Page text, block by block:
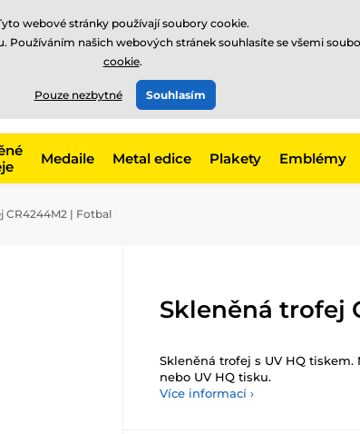
775 400 255
Zavolejte nám
Medaile Metal edice Plakety Emblémy
CR4244M2 | Fotbal
Skleněná trofej
Skleněná trofej s UV HQ tiskem.
nebo UV HQ tisku.
Více informací ›
webové stránky používají soubory cookie.
našich webových stránek souhlasíte se všemi
cookie.
Pouze nezbytné Souhlasím